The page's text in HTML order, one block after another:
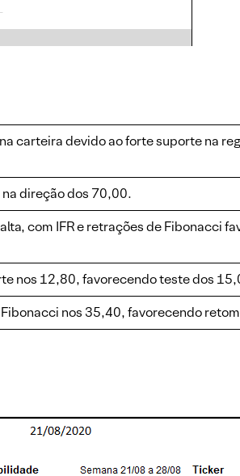
carteira devido ao forte suporte na
direção dos 70,00.
com IFR e retrações de Fibonacci
nos 12,80, favorecendo teste dos
nos 35,40, favorecendo